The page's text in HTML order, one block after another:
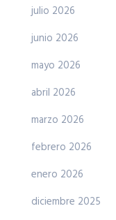
julio 2026
junio 2026
mayo 2026
abril 2026
marzo 2026
febrero 2026
enero 2026
diciembre 2025